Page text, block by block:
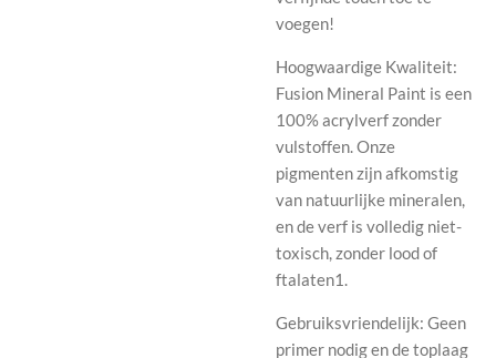
voegen!
Hoogwaardige Kwaliteit:
Fusion Mineral Paint is een
100% acrylverf zonder
vulstoffen. Onze
pigmenten zijn afkomstig
van natuurlijke mineralen,
en de verf is volledig niet-
toxisch, zonder lood of
ftalaten1.
Gebruiksvriendelijk: Geen
primer nodig en de toplaag